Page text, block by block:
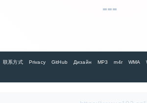
联系方式 Privacy GitHub Дизайн MP3 m4r WMA